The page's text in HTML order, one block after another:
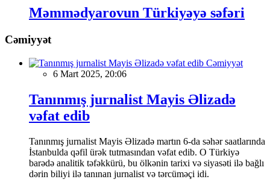
Məmmədyarovun Türkiyəyə səfəri
Cəmiyyət
Cəmiyyət
6 Mart 2025, 20:06
Tanınmış jurnalist Mayis Əlizadə
vəfat edib
Tanınmış jurnalist Mayis Əlizadə martın 6-da səhər saatlarında
İstanbulda qəfil ürək tutmasından vəfat edib. O Türkiyə
barədə analitik təfəkkürü, bu ölkənin tarixi və siyasəti ilə bağlı
dərin biliyi ilə tanınan jurnalist və tərcüməçi idi.